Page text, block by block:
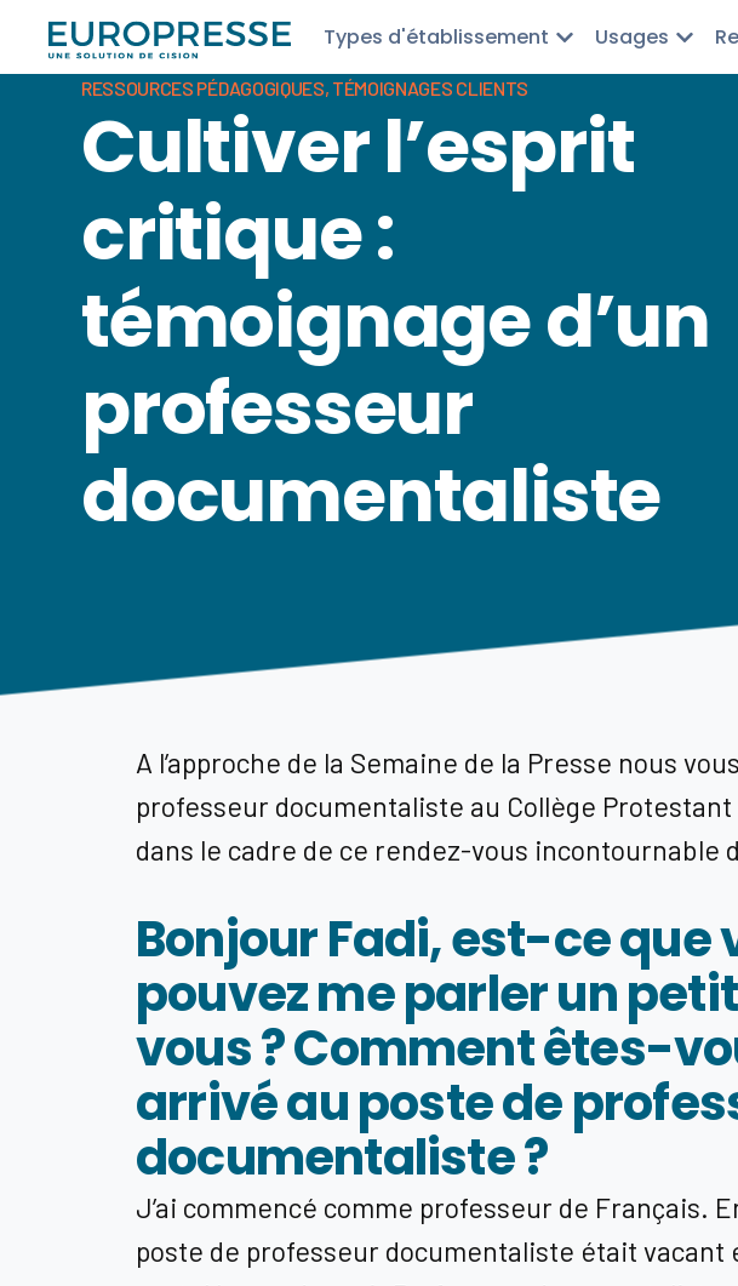
Types d'établissement Usages
RESSOURCES PÉDAGOGIQUES, TÉMOIGNAGES CLIENTS
Cultiver l’esprit
critique :
témoignage d’un
professeur
documentaliste
A l’approche de la Semaine de la Presse nous
professeur documentaliste au Collège
dans le cadre de ce rendez-vous incontournable
Bonjour Fadi, est-ce que
pouvez me parler un
vous ? Comment êtes-
arrivé au poste de
documentaliste ?
J’ai commencé comme professeur de Français.
poste de professeur documentaliste était vacant